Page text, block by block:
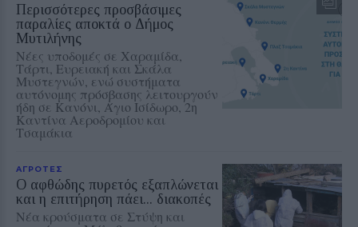
Περισσότερες προσβάσιμες
παραλίες αποκτά ο Δήμος
Μυτιλήνης
Νέες υποδομές σε Χαραμίδα,
Τάρτι, Ευρειακή και Σκάλα
Μυστεγνών, ενώ συστήματα
αυτόνομης πρόσβασης λειτουργούν
ήδη σε Κανόνι, Άγιο Ισίδωρο, 2η
Καντίνα Αεροδρομίου και
Τσαμάκια
ΑΓΡΟΤΕΣ
Ο αφθώδης πυρετός εξαπλώνεται
και η επιτήρηση πάει... διακοπές
Νέα κρούσματα σε Στύψη και